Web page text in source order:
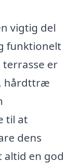
vigtig del
funktionelt
er
hårdttræ
til at
dens
en god